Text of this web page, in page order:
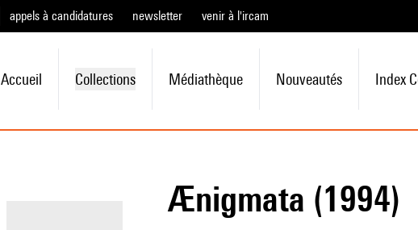
appels à candidatures newsletter venir à l'ircam
Accueil Collections Médiathèque Nouveautés Index
Ænigmata (1994)